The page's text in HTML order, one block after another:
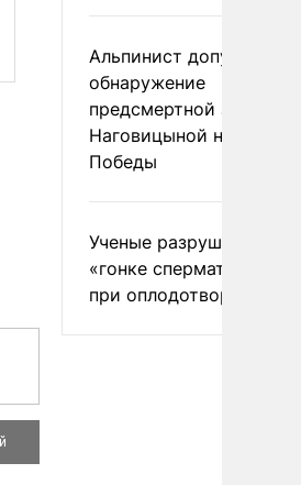
Альпинист допустил
обнаружение
предсмертной записки
Наговицыной на пике
Победы
Ученые разрушили миф
«гонке
при оплодотворении